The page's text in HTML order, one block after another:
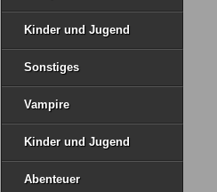
Kinder und Jugend
Sonstiges
Vampire
Kinder und Jugend
Abenteuer